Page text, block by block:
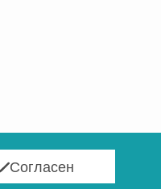
Согласен